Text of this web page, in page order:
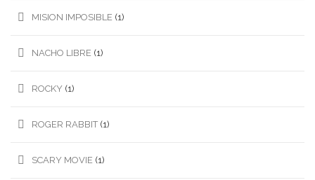
MISION IMPOSIBLE (1)
NACHO LIBRE (1)
ROCKY (1)
ROGER RABBIT (1)
SCARY MOVIE (1)